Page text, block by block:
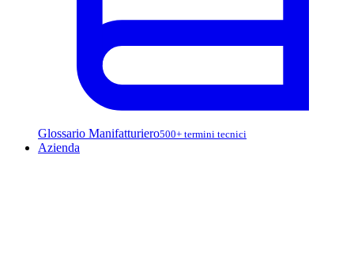
Glossario Manifatturiero500+ termini tecnici
Azienda